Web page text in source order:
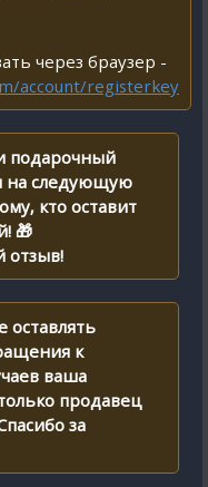
через браузер -
account/registerkey
подарочный
на следующую
кто оставит
🎁
отзыв!
оставлять
к
ваша
продавец
за